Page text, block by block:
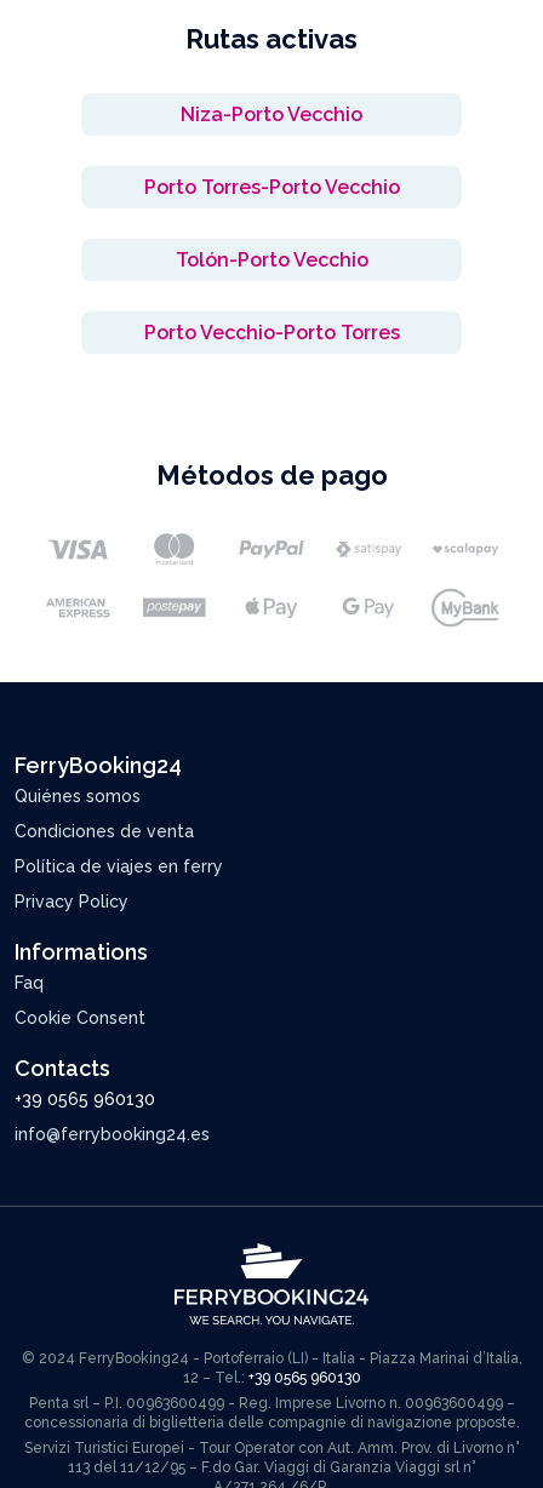
Rutas activas
Niza-Porto Vecchio
Porto Torres-Porto Vecchio
Tolón-Porto Vecchio
Porto Vecchio-Porto Torres
Métodos de pago
FerryBooking24
Quiénes somos
Condiciones de venta
Política de viajes en ferry
Privacy Policy
Informations
Faq
Cookie Consent
Contacts
+39 0565 960130
info@ferrybooking24.es
© 2024 FerryBooking24 - Portoferraio (LI) - Italia - Piazza Marinai d’Italia,
12 – Tel.: +39 0565 960130
Penta srl – P.I. 00963600499 - Reg. Imprese Livorno n. 00963600499 –
concessionaria di biglietteria delle compagnie di navigazione proposte.
Servizi Turistici Europei - Tour Operator con Aut. Amm. Prov. di Livorno n°
113 del 11/12/95 – F.do Gar. Viaggi di Garanzia Viaggi srl n°